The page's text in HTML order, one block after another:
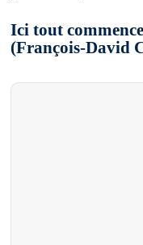
Ici tout
(François-David